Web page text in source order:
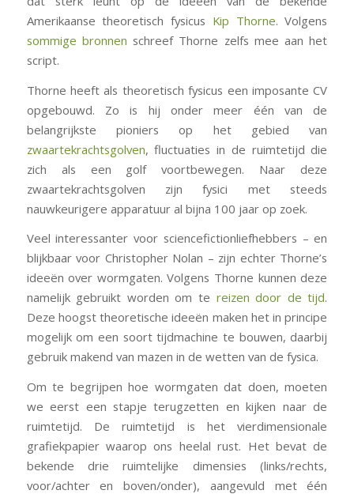
Amerikaanse theoretisch fysicus Kip Thorne. Volgens
sommige bronnen schreef Thorne zelfs mee aan het
script.
Thorne heeft als theoretisch fysicus een imposante CV
opgebouwd. Zo is hij onder meer één van de
belangrijkste pioniers op het gebied van
zwaartekrachtsgolven, fluctuaties in de ruimtetijd die
zich als een golf voortbewegen. Naar deze
zwaartekrachtsgolven zijn fysici met steeds
nauwkeurigere apparatuur al bijna 100 jaar op zoek.
Veel interessanter voor sciencefictionliefhebbers – en
blijkbaar voor Christopher Nolan – zijn echter Thorne’s
ideeën over wormgaten. Volgens Thorne kunnen deze
namelijk gebruikt worden om te reizen door de tijd.
Deze hoogst theoretische ideeën maken het in principe
mogelijk om een soort tijdmachine te bouwen, daarbij
gebruik makend van mazen in de wetten van de fysica.
Om te begrijpen hoe wormgaten dat doen, moeten
we eerst een stapje terugzetten en kijken naar de
ruimtetijd. De ruimtetijd is het vierdimensionale
grafiekpapier waarop ons heelal rust. Het bevat de
bekende drie ruimtelijke dimensies (links/rechts,
voor/achter en boven/onder), aangevuld met één